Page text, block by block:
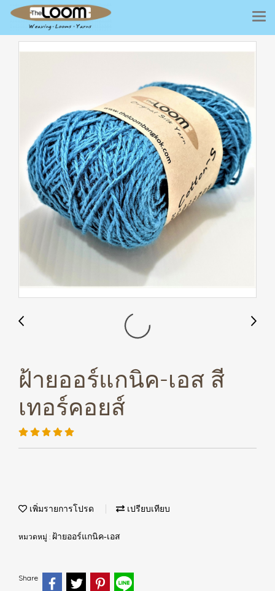
ฝ้ายออร์แกนิค-เอส สี
เทอร์คอยส์
เพิ่มรายการโปรด เปรียบเทียบ
หมวดหมู่ : ฝ้ายออร์แกนิค-เอส
Share